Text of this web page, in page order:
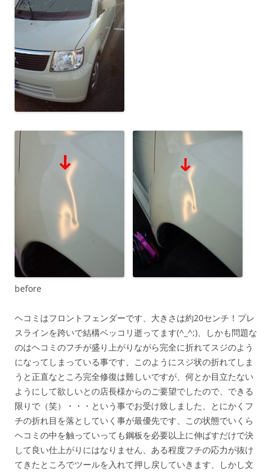
before
ヘコミはフロントフェンダーです、大きさは約20センチ！プレ
スラインを跨いで結構ベッコリ逝ってます(^_^;)、しかも問題な
のはヘコミのフチが盛り上がりながら完全に折れてスジのよう
になってしまっている事です、このようにスジ状の折れてしま
うと正直なところ完全修復は難しいですが、何とか目立たない
ようにして欲しいとの店長様からのご要望でしたので、できる
限りで（笑）・・・という事でお受け致しました、とにかくフ
チの折れ目を落としていく事が最優先です、この状態でいくら
ヘコミの中を触っていっても鋼板を必要以上に伸ばすだけで決
して良い仕上がりにはなりません、ある程度フチの応力が抜け
てきたところでツールを入れて押し戻していきます、しかし文